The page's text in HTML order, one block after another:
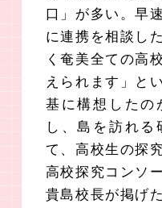
口」が多い。早
に連携を相談し
く奄美全ての高
えられます」と
基に構想したの
し、島を訪れる
て、高校生の探
高校探究コンソ
貴島校長が掲げ